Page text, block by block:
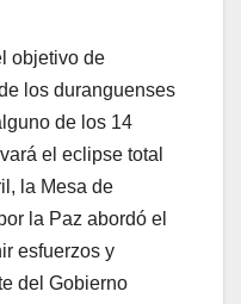
objetivo de
los duranguenses
de los 14
el eclipse total
la Mesa de
la Paz abordó el
esfuerzos y
del Gobierno